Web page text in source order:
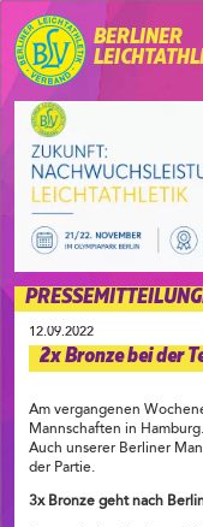
BERLINER
12.09.2022
2x Bronze bei der
Am vergangenen
Mannschaften in Hamburg.
Auch unserer Berliner
der Partie.
3x Bronze geht nach